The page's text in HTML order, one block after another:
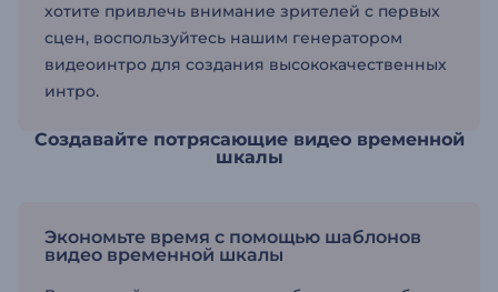
хотите привлечь внимание зрителей с первых
сцен, воспользуйтесь нашим генератором
видеоинтро для создания высококачественных
интро.
Создавайте потрясающие видео временной
шкалы
Экономьте время с помощью шаблонов
видео временной шкалы